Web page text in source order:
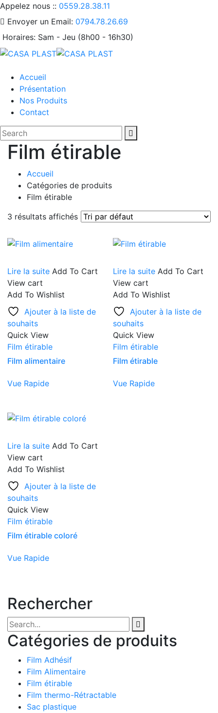
Appelez nous :: 0559.28.38.11
Envoyer un Email: 0794.78.26.69
Horaires: Sam - Jeu (8h00 - 16h30)
Accueil
Présentation
Nos Produits
Contact
Film étirable
Accueil
Catégories de produits
Film étirable
3 résultats affichés
Lire la suite Add To Cart
View cart
Add To Wishlist
Ajouter à la liste de
souhaits
Quick View
Film étirable
Film alimentaire
Vue Rapide
Lire la suite Add To Cart
View cart
Add To Wishlist
Ajouter à la liste de
souhaits
Quick View
Film étirable
Film étirable
Vue Rapide
Lire la suite Add To Cart
View cart
Add To Wishlist
Ajouter à la liste de
souhaits
Quick View
Film étirable
Film étirable coloré
Vue Rapide
Rechercher
Catégories de produits
Film Adhésif
Film Alimentaire
Film étirable
Film thermo-Rétractable
Sac plastique